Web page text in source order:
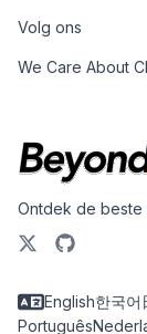
Volg ons
We Care About
Ontdek de beste
English한국어
Português